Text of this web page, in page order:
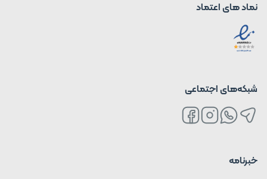
نماد های اعتماد
شبکه‌های اجتماعی
خبرنامه